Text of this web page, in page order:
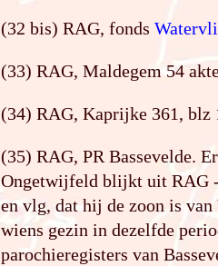
(32 bis) RAG, fonds
(33) RAG, Maldegem 54
(34) RAG, Kaprijke 361, blz
(35) RAG, PR Bassevelde.
Ongetwijfeld blijkt uit RAG
en vlg, dat hij de zoon is
wiens gezin in dezelfde
parochieregisters van